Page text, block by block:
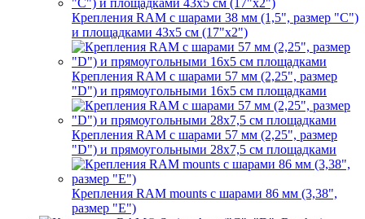
Крепления RAM с шарами 38 мм (1,5", размер "C")
и площадками 43х5 см (17"х2")
Крепления RAM с шарами 57 мм (2,25", размер
"D") и прямоугольными 16х5 см площадками
Крепления RAM с шарами 57 мм (2,25", размер
"D") и прямоугольными 28х7,5 см площадками
Крепления RAM mounts с шарами 86 мм (3,38",
размер "E")